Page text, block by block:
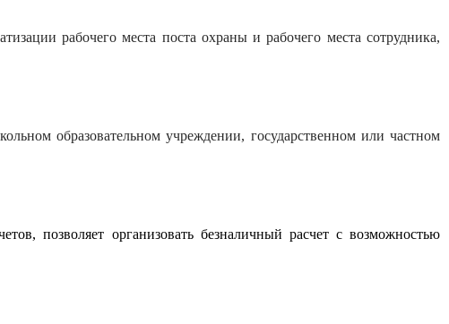
рабочего места поста охраны и рабочего места сотрудника,
образовательном учреждении, государственном или частном
позволяет организовать безналичный расчет с возможностью